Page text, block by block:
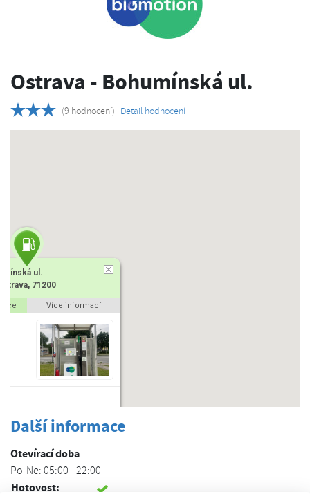
Ostrava - Bohumínská ul.
(9 hodnocení) Detail hodnocení
ul.
71200
Více informací
Další informace
Otevírací doba
Po-Ne: 05:00 - 22:00
Hotovost: